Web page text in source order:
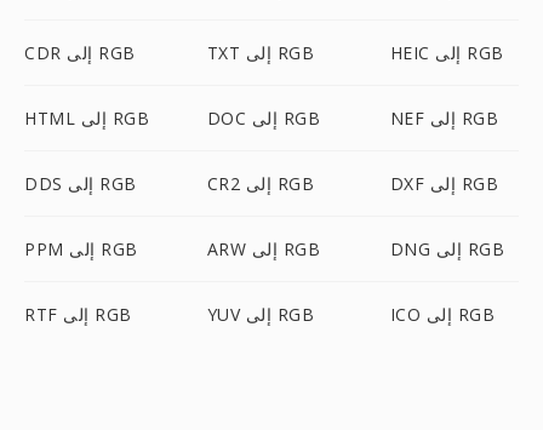
CDR إلى RGB TXT إلى RGB HEIC إلى RGB
HTML إلى RGB DOC إلى RGB NEF إلى RGB
DDS إلى RGB CR2 إلى RGB DXF إلى RGB
PPM إلى RGB ARW إلى RGB DNG إلى RGB
RTF إلى RGB YUV إلى RGB ICO إلى RGB